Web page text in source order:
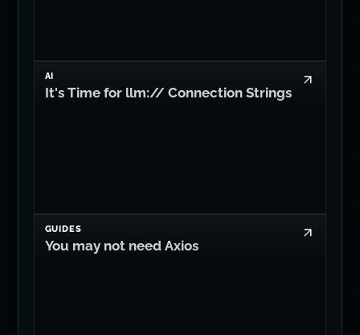
AI
It's Time for llm:// Connection Strings
GUIDES
You may not need Axios